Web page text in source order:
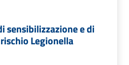
sensibilizzazione e di
Legionella